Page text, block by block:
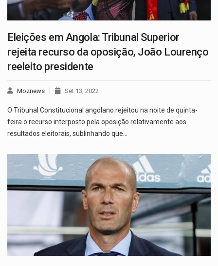
Eleições em Angola: Tribunal Superior
rejeita recurso da oposição, João Lourenço
reeleito presidente
Moznews Set 13, 2022
O Tribunal Constitucional angolano rejeitou na noite de quinta-
feira o recurso interposto pela oposição relativamente aos
resultados eleitorais, sublinhando que…